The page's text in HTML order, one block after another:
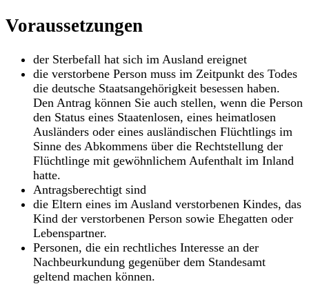
Voraussetzungen
der Sterbefall hat sich im Ausland ereignet
die verstorbene Person muss im Zeitpunkt des Todes
die deutsche Staatsangehörigkeit besessen haben.
Den Antrag können Sie auch stellen, wenn die Person
den Status eines Staatenlosen, eines heimatlosen
Ausländers oder eines ausländischen Flüchtlings im
Sinne des Abkommens über die Rechtstellung der
Flüchtlinge mit gewöhnlichem Aufenthalt im Inland
hatte.
Antragsberechtigt sind
die Eltern eines im Ausland verstorbenen Kindes, das
Kind der verstorbenen Person sowie Ehegatten oder
Lebenspartner.
Personen, die ein rechtliches Interesse an der
Nachbeurkundung gegenüber dem Standesamt
geltend machen können.